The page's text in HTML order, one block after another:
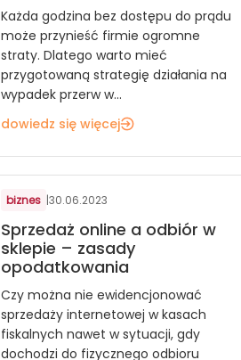
Każda godzina bez dostępu do prądu
może przynieść firmie ogromne
straty. Dlatego warto mieć
przygotowaną strategię działania na
wypadek przerw w...
dowiedz się więcej
biznes |30.06.2023
Sprzedaż online a odbiór w
sklepie – zasady
opodatkowania
Czy można nie ewidencjonować
sprzedaży internetowej w kasach
fiskalnych nawet w sytuacji, gdy
dochodzi do fizycznego odbioru